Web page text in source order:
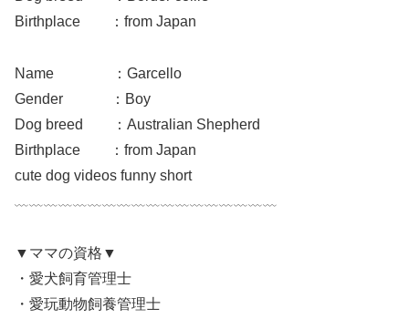
Birthplace ：from Japan
Name ：Garcello
Gender ：Boy
Dog breed ：Australian Shepherd
Birthplace ：from Japan
cute dog videos funny short
﹏﹏﹏﹏﹏﹏﹏﹏﹏﹏﹏﹏﹏﹏﹏﹏﹏﹏
▼ママの資格▼
・愛犬飼育管理士
・愛玩動物飼養管理士